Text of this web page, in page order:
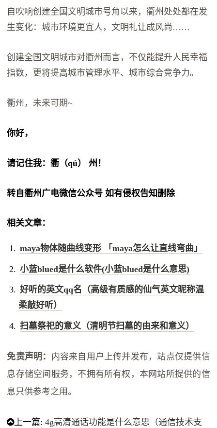
自吹响创建全国文明城市号角以来，衢州处处都在发
生变化：城市环境更宜人，文明礼让成风尚……
创建全国文明城市对衢州而言，不仅能提升人民幸福
指数，更将提高城市管理水平、城市综合竞争力。
衢州，未来可期~
你好，
请记住我：衢（qú） 州！
转自衢州广电微信公众号 如有侵权告知删除
相关文章：
maya物体随曲线变形 「maya怎么让直线弯曲」
小蓝blued是什么软件(小蓝blued是什么意思)
好听的英文qq名（高级有质感的仙气英文昵称温
柔敲好听）
扫墓祭祀的意义（清明节扫墓的由来和意义）
免责声明： 内容来自用户上传并发布，站点仅提供信
息存储空间服务，不拥有所有权，本网站所提供的信
息只供参考之用。
上一篇:4g高清通话功能是什么意思（通信技术支